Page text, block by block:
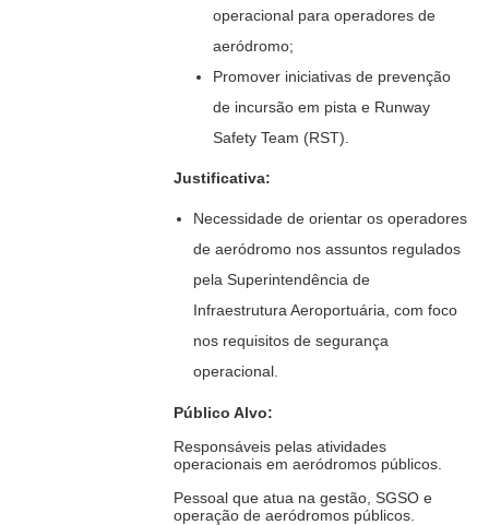
operacional para operadores de
aeródromo;
Promover iniciativas de prevenção
de incursão em pista e Runway
Safety Team (RST).
Justificativa:
Necessidade de orientar os operadores
de aeródromo nos assuntos regulados
pela Superintendência de
Infraestrutura Aeroportuária, com foco
nos requisitos de segurança
operacional.
Público Alvo:
Responsáveis pelas atividades
operacionais em aeródromos públicos.
Pessoal que atua na gestão, SGSO e
operação de aeródromos públicos.